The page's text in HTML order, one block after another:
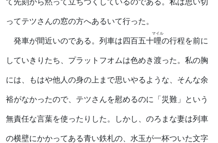
ってテツさんの窓の方へあるいて行った。
発車が間近いのである。列車は四百五十哩
マイル
の行程を前に
していきりたち、プラットフオムは色めき渡った。私の胸
には、もはや他人の身の上まで思いやるような、そんな余
裕がなかったので、テツさんを慰めるのに「災難」という
無責任な言葉を使ったりした。しかし、のろまな妻は列車
の横壁にかかってある青い鉄札の、水玉が一杯ついた文字